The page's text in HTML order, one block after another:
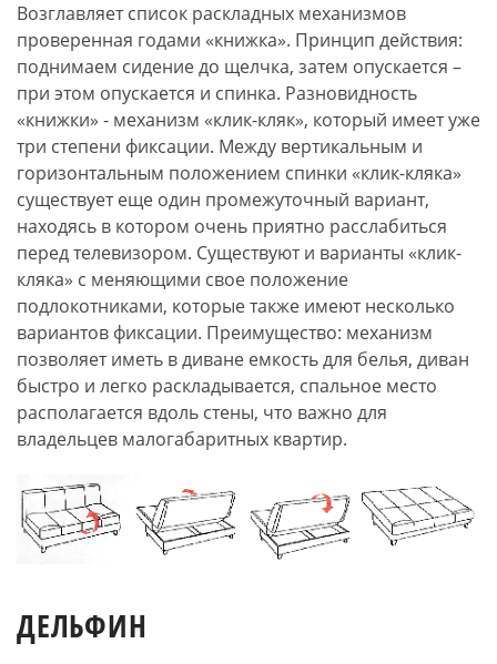
Возглавляет список раскладных механизмов
проверенная годами «книжка». Принцип действия:
поднимаем сидение до щелчка, затем опускается –
при этом опускается и спинка. Разновидность
«книжки» - механизм «клик-кляк», который имеет уже
три степени фиксации. Между вертикальным и
горизонтальным положением спинки «клик-кляка»
существует еще один промежуточный вариант,
находясь в котором очень приятно расслабиться
перед телевизором. Существуют и варианты «клик-
кляка» с меняющими свое положение
подлокотниками, которые также имеют несколько
вариантов фиксации. Преимущество: механизм
позволяет иметь в диване емкость для белья, диван
быстро и легко раскладывается, спальное место
располагается вдоль стены, что важно для
владельцев малогабаритных квартир.
ДЕЛЬФИН